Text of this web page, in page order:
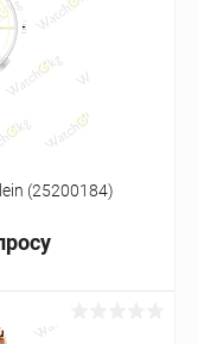
Под заказ
(25200184)